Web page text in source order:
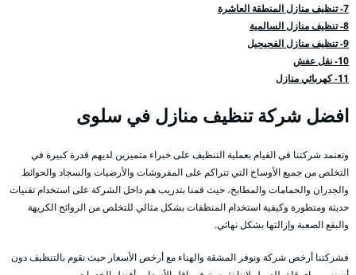
7- تنظيف منازل المنطقة العاشرة
8- تنظيف منازل السالمية
9- تنظيف منازل الفحيحيل
10- نقل عفش
11- كهربائي منازل
افضل شركة تنظيف منازل في سلوى
وتعتمد شركتنا في القيام بعملية التنظيف على خبراء متميزين لديهم قدرة كبيرة في
التخلص من جميع الأوساخ التي تتراكم على المفروشات والأرضيات والسجاد والحوائط
والجدران والحمامات والمطابخ، حيث قمنا بتدريب هم داخل الشركة على استخدام تقنيات
حديثة ومتطورة وكيفية استخدام المنظفات بشكل مثالي للتخلص من الروائح الكريهة
والبقع الصعبة وإزالتها بشكل نهائي.
فشركتنا أرخص شركة ونوفر المشقة والهناء مع أرخص الأسعار حيث نقوم بالتنظيف دون